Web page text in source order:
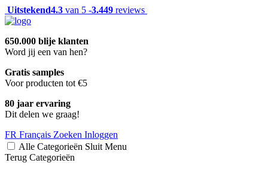
Uitstekend4.3 van 5 -3.449 reviews
650.000 blije klanten
Word jij een van hen?
Gratis samples
Voor producten tot €5
80 jaar ervaring
Dit delen we graag!
FR Français Zoeken Inloggen
Alle Categorieën Sluit Menu
Terug Categorieën